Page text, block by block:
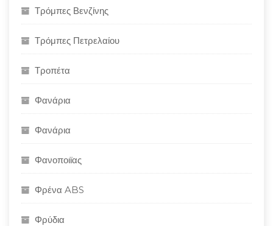
Τρόμπες Βενζίνης
Τρόμπες Πετρελαίου
Τροπέτα
Φανάρια
Φανάρια
Φανοποιϊας
Φρένα ABS
Φρύδια